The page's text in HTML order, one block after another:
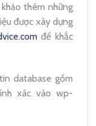
thêm những
được xây dựng
để khắc
database gồm
xác vào wp-